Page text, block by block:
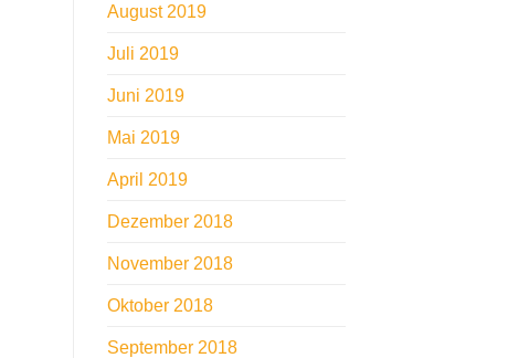
August 2019
Juli 2019
Juni 2019
Mai 2019
April 2019
Dezember 2018
November 2018
Oktober 2018
September 2018